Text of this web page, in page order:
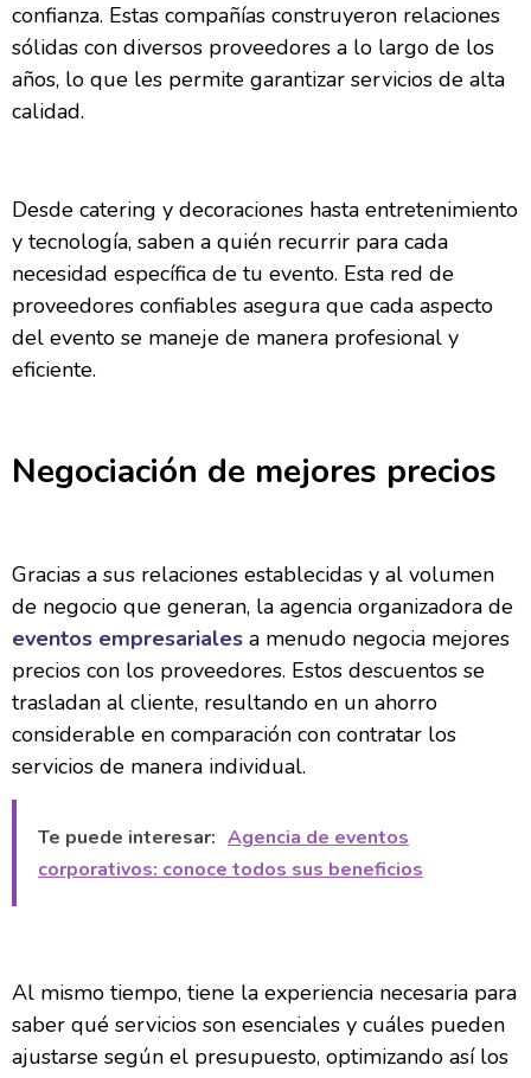
confianza. Estas compañías construyeron relaciones
sólidas con diversos proveedores a lo largo de los
años, lo que les permite garantizar servicios de alta
calidad.
Desde catering y decoraciones hasta entretenimiento
y tecnología, saben a quién recurrir para cada
necesidad específica de tu evento. Esta red de
proveedores confiables asegura que cada aspecto
del evento se maneje de manera profesional y
eficiente.
Negociación de mejores precios
Gracias a sus relaciones establecidas y al volumen
de negocio que generan, la agencia organizadora de
eventos empresariales a menudo negocia mejores
precios con los proveedores. Estos descuentos se
trasladan al cliente, resultando en un ahorro
considerable en comparación con contratar los
servicios de manera individual.
Te puede interesar: Agencia de eventos
corporativos: conoce todos sus beneficios
Al mismo tiempo, tiene la experiencia necesaria para
saber qué servicios son esenciales y cuáles pueden
ajustarse según el presupuesto, optimizando así los